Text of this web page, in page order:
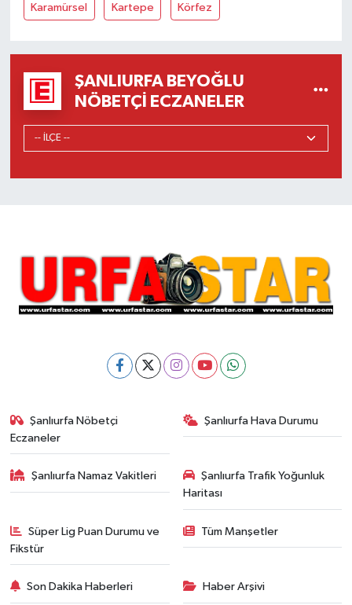
Karamürsel Kartepe Körfez
ŞANLIURFA BEYOĞLU
NÖBETÇI ECZANELER
Şanlıurfa Nöbetçi
Eczaneler
Şanlıurfa Hava Durumu
Şanlıurfa Namaz Vakitleri
Şanlıurfa Trafik Yoğunluk
Haritası
Süper Lig Puan Durumu ve
Fikstür
Tüm Manşetler
Son Dakika Haberleri Haber Arşivi